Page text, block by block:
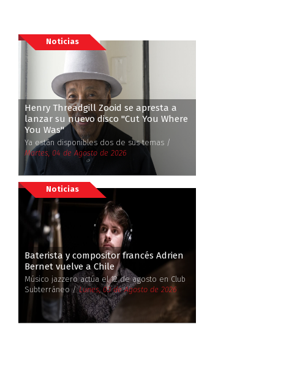
Noticias
Henry Threadgill Zooid se apresta a
lanzar su nuevo disco ''Cut You Where
You Was''
Ya están disponibles dos de sus temas /
Martes, 04 de Agosto de 2026
Noticias
Baterista y compositor francés Adrien
Bernet vuelve a Chile
Músico jazzero actúa el 12 de agosto en Club
Subterráneo /Lunes, 03 de Agosto de 2026